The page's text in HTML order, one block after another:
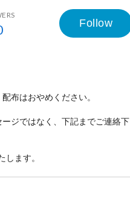
Follow
布はおやめください。
ジではなく、下記までご連絡下
ます。